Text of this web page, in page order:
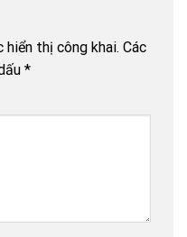
hiển thị công khai. Các
*